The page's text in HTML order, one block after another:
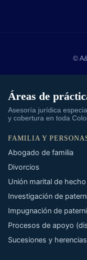
©
Áreas de
Asesoría jurídica
y cobertura en toda
FAMILIA Y
Abogado de familia
Divorcios
Unión marital de hecho
Investigación de
Impugnación de
Procesos de apoyo
Sucesiones y herencias